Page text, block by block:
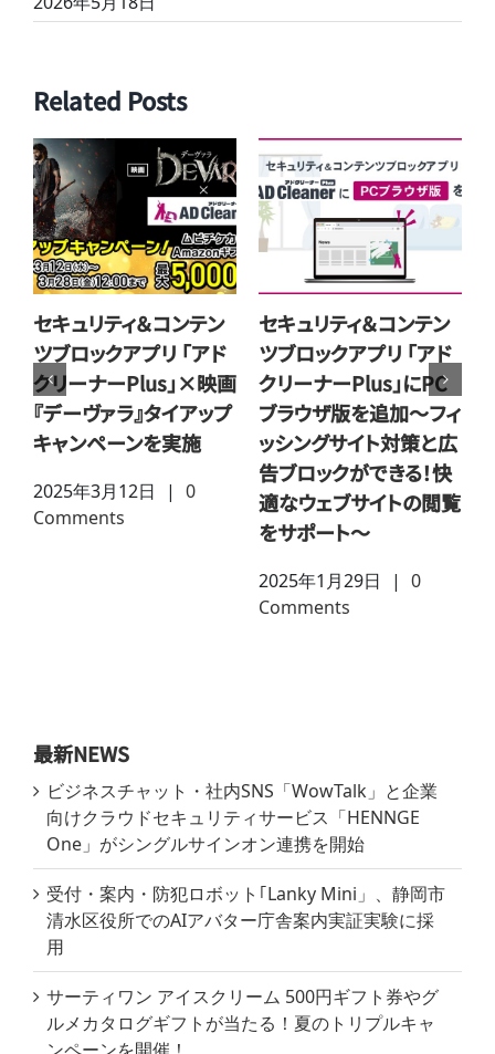
Related Posts
セキュリティ＆コンテン
ツブロックアプリ 「アド
クリーナーPlus」にPC
ブラウザ版を追加～フィ
ッシングサイト対策と広
適なウェブサイトの閲覧
をサポート～
セキュリティ＆コンテン
ツブロックアプリ 「アド
クリーナーPlus」×映画
『犯罪都市
PUNISHMENT』タイア
ップキャンペーンを実施
2024年9月18日 |
0
Comments
カタ
リ「
ザー
ーン
ビジネスチャット・社内SNS「WowTalk」と企業
向けクラウドセキュリティサービス「HENNGE
One」がシングルサインオン連携を開始
受付・案内・防犯ロボット｢Lanky Mini」、静岡市
清水区役所でのAIアバター庁舎案内実証実験に採
用
サーティワン アイスクリーム 500円ギフト券やグ
ルメカタログギフトが当たる！夏のトリプルキャ
ンペーンを開催！